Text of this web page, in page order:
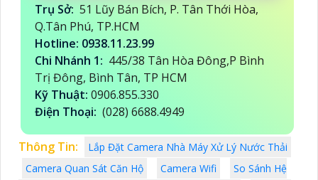
Trụ Sở: 51 Lũy Bán Bích, P. Tân Thới Hòa,
Q.Tân Phú, TP.HCM
Hotline: 0938.11.23.99
Chi Nhánh 1: 445/38 Tân Hòa Đông,P Bình
Trị Đông, Bình Tân, TP HCM
Kỹ Thuật: 0906.855.330
Điện Thoại: (028) 6688.4949
Thông Tin:
Lắp Đặt Camera Nhà Máy Xử Lý Nước Thải
Camera Quan Sát Căn Hộ
Camera Wifi
So Sánh Hệ